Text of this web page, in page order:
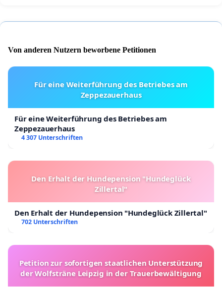
Von anderen Nutzern beworbene Petitionen
Für eine Weiterführung des Betriebes am
Zeppezauerhaus
Für eine Weiterführung des Betriebes am
Zeppezauerhaus
4 307 Unterschriften
Den Erhalt der Hundepension "Hundeglück
Zillertal"
Den Erhalt der Hundepension "Hundeglück Zillertal"
702 Unterschriften
Petition zur sofortigen staatlichen Unterstützung
der Wolfsträne Leipzig in der Trauerbewältigung